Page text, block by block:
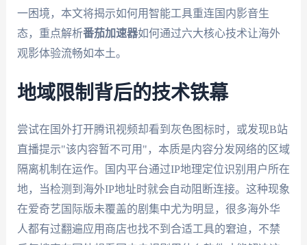
一困境，本文将揭示如何用智能工具重连国内影音生
态，重点解析番茄加速器如何通过六大核心技术让海外
观影体验流畅如本土。
地域限制背后的技术铁幕
尝试在国外打开腾讯视频却看到灰色图标时，或发现B站
直播提示"该内容暂不可用"，本质是内容分发网络的区域
隔离机制在运作。国内平台通过IP地理定位识别用户所在
地，当检测到海外IP地址时就会自动阻断连接。这种现象
在爱奇艺国际版未覆盖的剧集中尤为明显，很多海外华
人都有过翻遍应用商店也找不到合适工具的窘迫，不禁